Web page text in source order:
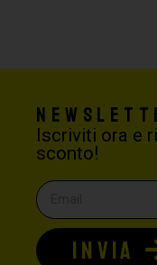
Iscriviti ora e
sconto!
INVIA